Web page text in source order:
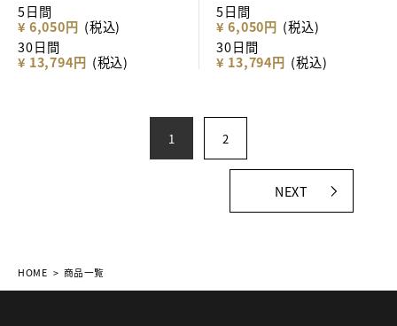
5日間
¥ 6,050円 (税込)
30日間
¥ 13,794円 (税込)
5日間
¥ 6,050円 (税込)
30日間
¥ 13,794円 (税込)
1 2
NEXT
HOME 商品一覧